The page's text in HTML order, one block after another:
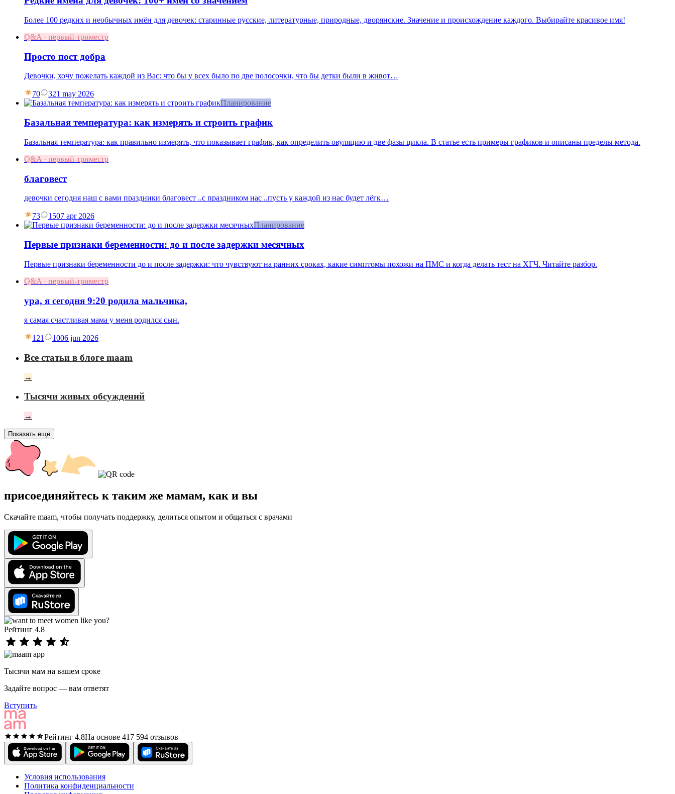
Более 100 редких и необычных имён для девочек: старинные русские, литературные, природные, дворянские. Значение и происхождение каждого. Выбирайте красивое имя!
Q&A · первый-триместр
Просто пост добра
Девочки, хочу пожелать каждой из Вас: что бы у всех было по две полосочки, что бы детки были в живот…
70 321 may 2026
Планирование
Базальная температура: как измерять и строить график
Базальная температура: как правильно измерять, что показывает график, как определить овуляцию и две фазы цикла. В статье есть примеры графиков и описаны пределы метода.
Q&A · первый-триместр
благовест
девочки сегодня наш с вами праздники благовест ..с праздником нас ..пусть у каждой из нас будет лёгк…
73 1507 apr 2026
Планирование
Первые признаки беременности: до и после задержки месячных
Первые признаки беременности до и после задержки: что чувствуют на ранних сроках, какие симптомы похожи на ПМС и когда делать тест на ХГЧ. Читайте разбор.
Q&A · первый-триместр
ура, я сегодня 9:20 родила мальчика,
я самая счастливая мама у меня родился сын.
121 1006 jun 2026
Все статьи в блоге maam
→
Тысячи живых обсуждений
→
Показать ещё
присоединяйтесь к таким же мамам, как и вы
Скачайте maam, чтобы получать поддержку, делиться опытом и общаться с врачами
Рейтинг 4.8
Тысячи мам на вашем сроке
Задайте вопрос — вам ответят
Вступить
Рейтинг 4.8На основе 417 594 отзывов
Условия использования
Политика конфиденциальности